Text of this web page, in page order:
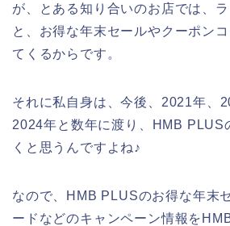
が、とある知り合いのお店では、
と、お得な年末セールやクーポン
てくるからです。
それに私自身は、今後、2021年、
2024年と数年に渡り、HMB PLUS
くと思うんですよね♪
なので、HMB PLUSのお得な年末
ードなどのキャンペーン情報を